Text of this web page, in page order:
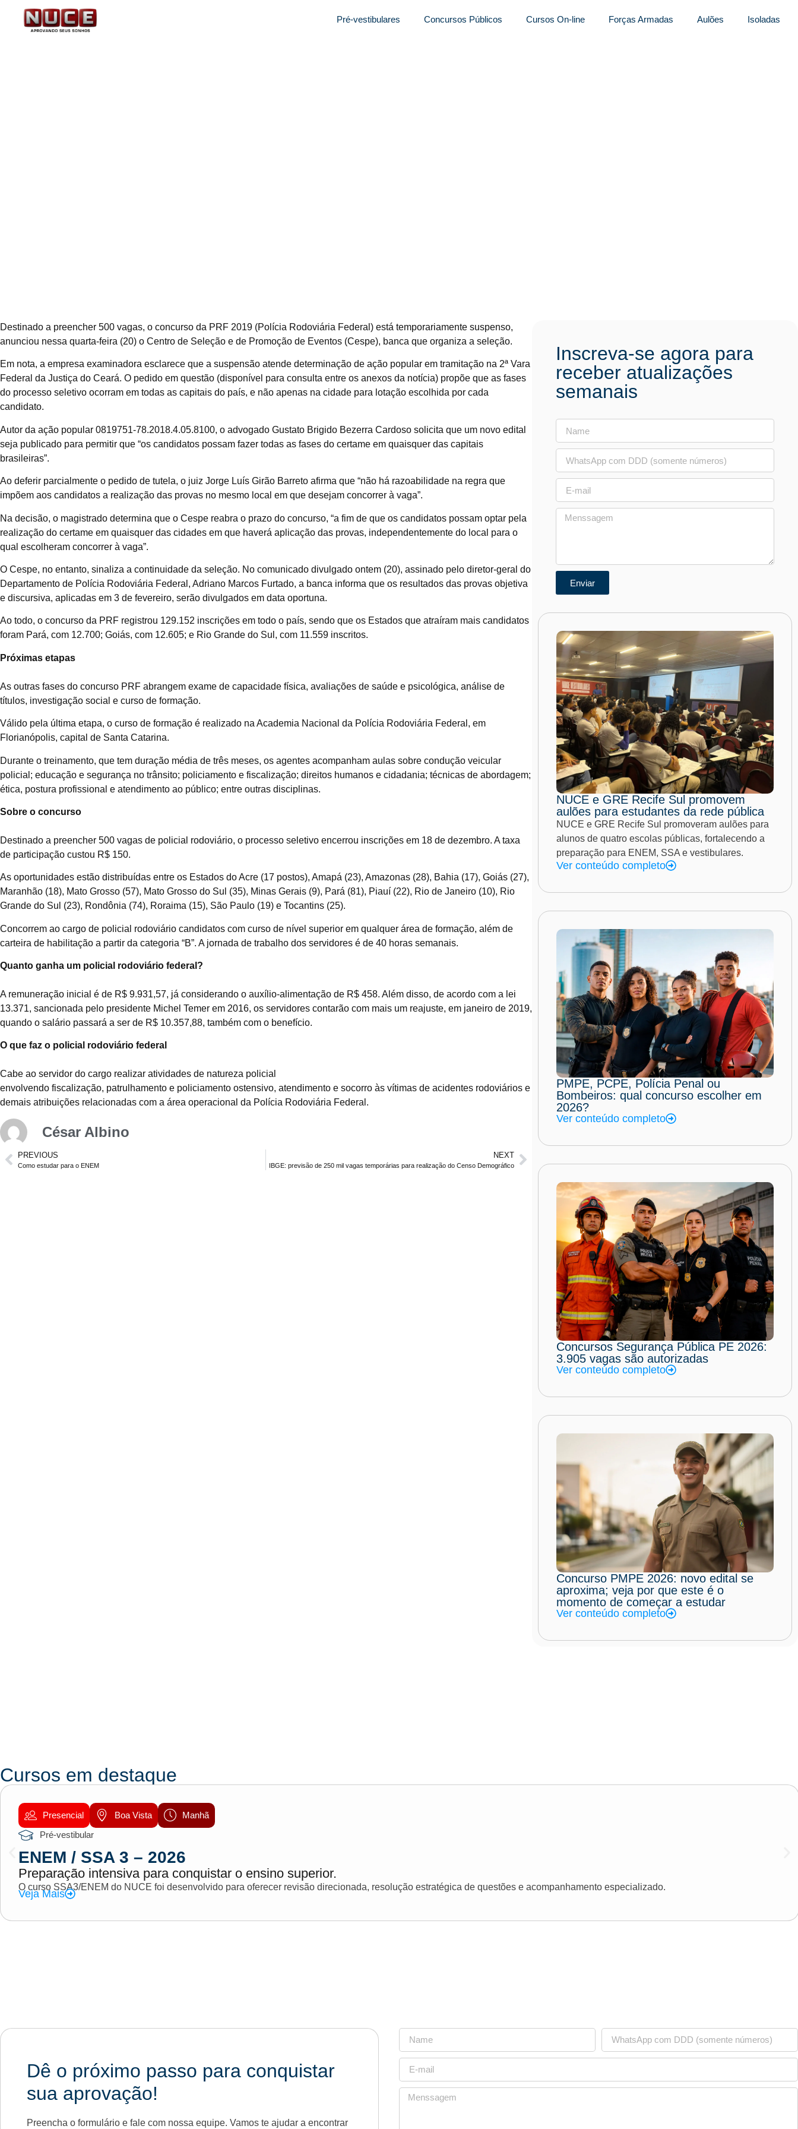
Pré-vestibulares Concursos Públicos Cursos On-line Forças Armadas Aulões Isoladas
Destinado a preencher 500 vagas, o concurso da PRF 2019 (Polícia Rodoviária Federal) está temporariamente suspenso,
anunciou nessa quarta-feira (20) o Centro de Seleção e de Promoção de Eventos (Cespe), banca que organiza a seleção.
Em nota, a empresa examinadora esclarece que a suspensão atende determinação de ação popular em tramitação na 2ª Vara
Federal da Justiça do Ceará. O pedido em questão (disponível para consulta entre os anexos da notícia) propõe que as fases
do processo seletivo ocorram em todas as capitais do país, e não apenas na cidade para lotação escolhida por cada
candidato.
Autor da ação popular 0819751-78.2018.4.05.8100, o advogado Gustato Brigido Bezerra Cardoso solicita que um novo edital
seja publicado para permitir que “os candidatos possam fazer todas as fases do certame em quaisquer das capitais
brasileiras”.
Ao deferir parcialmente o pedido de tutela, o juiz Jorge Luís Girão Barreto afirma que “não há razoabilidade na regra que
impõem aos candidatos a realização das provas no mesmo local em que desejam concorrer à vaga”.
Na decisão, o magistrado determina que o Cespe reabra o prazo do concurso, “a fim de que os candidatos possam optar pela
realização do certame em quaisquer das cidades em que haverá aplicação das provas, independentemente do local para o
qual escolheram concorrer à vaga”.
O Cespe, no entanto, sinaliza a continuidade da seleção. No comunicado divulgado ontem (20), assinado pelo diretor-geral do
Departamento de Polícia Rodoviária Federal, Adriano Marcos Furtado, a banca informa que os resultados das provas objetiva
e discursiva, aplicadas em 3 de fevereiro, serão divulgados em data oportuna.
Ao todo, o concurso da PRF registrou 129.152 inscrições em todo o país, sendo que os Estados que atraíram mais candidatos
foram Pará, com 12.700; Goiás, com 12.605; e Rio Grande do Sul, com 11.559 inscritos.
Próximas etapas
As outras fases do concurso PRF abrangem exame de capacidade física, avaliações de saúde e psicológica, análise de
títulos, investigação social e curso de formação.
Válido pela última etapa, o curso de formação é realizado na Academia Nacional da Polícia Rodoviária Federal, em
Florianópolis, capital de Santa Catarina.
Durante o treinamento, que tem duração média de três meses, os agentes acompanham aulas sobre condução veicular
policial; educação e segurança no trânsito; policiamento e fiscalização; direitos humanos e cidadania; técnicas de abordagem;
ética, postura profissional e atendimento ao público; entre outras disciplinas.
Sobre o concurso
Destinado a preencher 500 vagas de policial rodoviário, o processo seletivo encerrou inscrições em 18 de dezembro. A taxa
de participação custou R$ 150.
As oportunidades estão distribuídas entre os Estados do Acre (17 postos), Amapá (23), Amazonas (28), Bahia (17), Goiás (27),
Maranhão (18), Mato Grosso (57), Mato Grosso do Sul (35), Minas Gerais (9), Pará (81), Piauí (22), Rio de Janeiro (10), Rio
Grande do Sul (23), Rondônia (74), Roraima (15), São Paulo (19) e Tocantins (25).
Concorrem ao cargo de policial rodoviário candidatos com curso de nível superior em qualquer área de formação, além de
carteira de habilitação a partir da categoria “B”. A jornada de trabalho dos servidores é de 40 horas semanais.
Quanto ganha um policial rodoviário federal?
A remuneração inicial é de R$ 9.931,57, já considerando o auxílio-alimentação de R$ 458. Além disso, de acordo com a lei
13.371, sancionada pelo presidente Michel Temer em 2016, os servidores contarão com mais um reajuste, em janeiro de 2019,
quando o salário passará a ser de R$ 10.357,88, também com o benefício.
O que faz o policial rodoviário federal
Cabe ao servidor do cargo realizar atividades de natureza policial
envolvendo fiscalização, patrulhamento e policiamento ostensivo, atendimento e socorro às vítimas de acidentes rodoviários e
demais atribuições relacionadas com a área operacional da Polícia Rodoviária Federal.
César Albino
PREVIOUS
Como estudar para o ENEM
NEXT
IBGE: previsão de 250 mil vagas temporárias para realização do Censo Demográfico
Inscreva-se agora para
receber atualizações
semanais
Enviar
NUCE e GRE Recife Sul promovem
aulões para estudantes da rede pública
NUCE e GRE Recife Sul promoveram aulões para
alunos de quatro escolas públicas, fortalecendo a
preparação para ENEM, SSA e vestibulares.
Ver conteúdo completo
PMPE, PCPE, Polícia Penal ou
Bombeiros: qual concurso escolher em
2026?
Ver conteúdo completo
Concursos Segurança Pública PE 2026:
3.905 vagas são autorizadas
Ver conteúdo completo
Concurso PMPE 2026: novo edital se
aproxima; veja por que este é o
momento de começar a estudar
Ver conteúdo completo
Cursos em destaque
Presencial Boa Vista
Manhã
Pré-vestibular
ENEM / SSA 3 – 2026
Preparação intensiva para conquistar o ensino superior.
O curso SSA3/ENEM do NUCE foi desenvolvido para oferecer revisão direcionada, resolução estratégica de questões e acompanhamento especializado.
Veja Mais
Dê o próximo passo para conquistar
sua aprovação!
Preencha o formulário e fale com nossa equipe. Vamos te ajudar a encontrar